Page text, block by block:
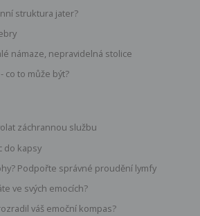
struktura jater?
námaze, nepravidelná stolice
co to může být?
záchrannou službu
do kapsy
Podpořte správné proudění lymfy
ve svých emocích?
váš emoční kompas?